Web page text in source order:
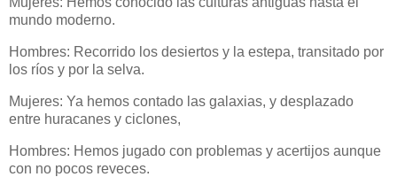
mundo moderno.
Hombres: Recorrido los desiertos y la estepa, transitado por
los ríos y por la selva.
Mujeres: Ya hemos contado las galaxias, y desplazado
entre huracanes y ciclones,
Hombres: Hemos jugado con problemas y acertijos aunque
con no pocos reveces.